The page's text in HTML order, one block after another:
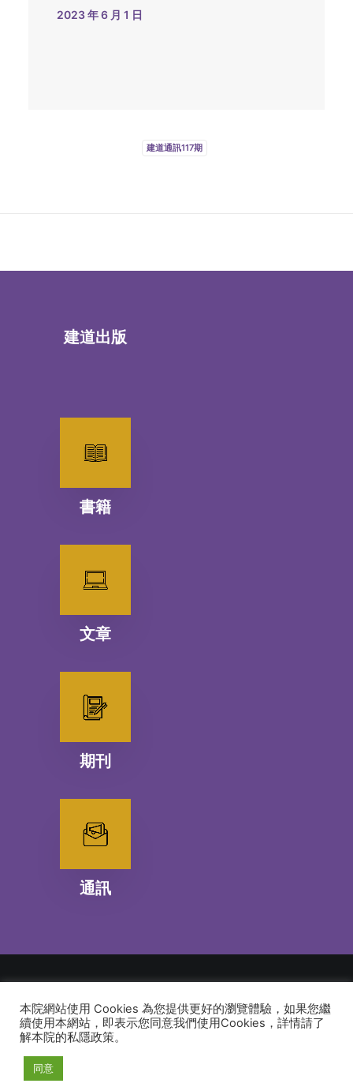
2023 年 6 月 1 日
建道通訊117期
建道出版
書籍
文章
期刊
通訊
© 2026 建道神學院Alliance Bible Seminary. All rights reserved
本院網站使用 Cookies 為您提供更好的瀏覽體驗，如果您繼
續使用本網站，即表示您同意我們使用Cookies，詳情請了
解本院的私隱政策。
同意